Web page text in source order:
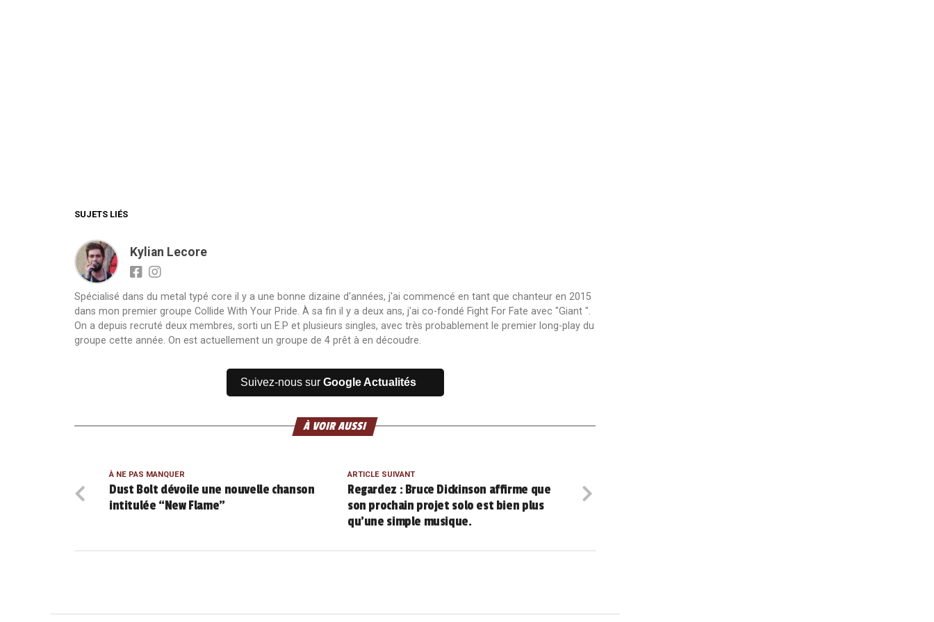
SUJETS LIÉS
Kylian Lecore
Spécialisé dans du metal typé core il y a une bonne dizaine d'années, j'ai commencé en tant que chanteur en 2015
dans mon premier groupe Collide With Your Pride. À sa fin il y a deux ans, j'ai co-fondé Fight For Fate avec "Giant ".
On a depuis recruté deux membres, sorti un E.P et plusieurs singles, avec très probablement le premier long-play du
groupe cette année. On est actuellement un groupe de 4 prêt à en découdre.
Suivez-nous sur Google Actualités
À VOIR AUSSI
ARTICLE SUIVANT
Regardez : Bruce Dickinson affirme que
son prochain projet solo est bien plus
qu’une simple musique.
À NE PAS MANQUER
Dust Bolt dévoile une nouvelle chanson
intitulée “New Flame”